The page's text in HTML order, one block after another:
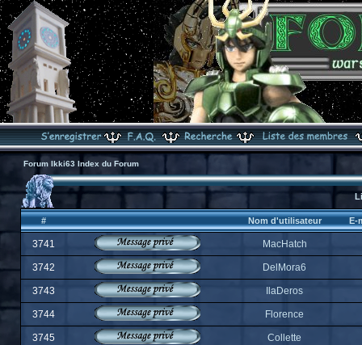
Forum Ikki63 Index du Forum
# Nom d'utilisateur E-
3741 MacHatch
3742 DelMora6
3743 IlaDeros
3744 Florence
3745 Collette